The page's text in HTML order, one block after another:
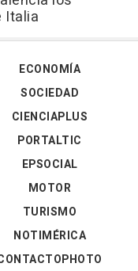
Italia
ECONOMÍA
SOCIEDAD
CIENCIAPLUS
PORTALTIC
EPSOCIAL
MOTOR
TURISMO
NOTIMÉRICA